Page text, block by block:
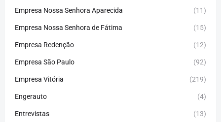
Empresa Nossa Senhora Aparecida (11)
Empresa Nossa Senhora de Fátima (15)
Empresa Redenção (12)
Empresa São Paulo (92)
Empresa Vitória (219)
Engerauto (4)
Entrevistas (13)